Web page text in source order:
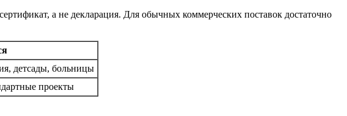
а не декларация. Для обычных коммерческих поставок достаточно
детсады, больницы
проекты